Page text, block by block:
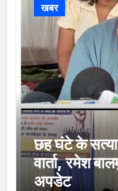
खबर
छह घंटे के
वार्ता, रमेश
अपडेट